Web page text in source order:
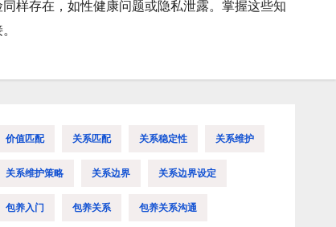
样存在，如性健康问题或隐私泄露。掌握这些知
价值匹配 关系匹配 关系稳定性 关系维护
关系维护策略 关系边界 关系边界设定
包养入门 包养关系 包养关系沟通